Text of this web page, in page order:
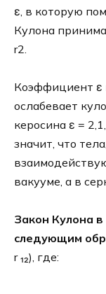
ε, в которую
Кулона
r2.
Коэффициент ε
ослабевает
керосина ε =
значит, что
вакууме, а в
Закон Кулона
следующим
r ₁₂), где: